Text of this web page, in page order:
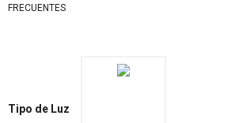
FRECUENTES
Tipo de Luz